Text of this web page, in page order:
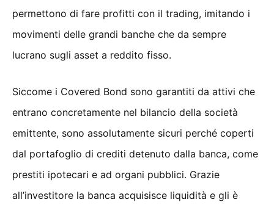
permettono di fare profitti con il trading, imitando i
movimenti delle grandi banche che da sempre
lucrano sugli asset a reddito fisso.
Siccome i Covered Bond sono garantiti da attivi che
entrano concretamente nel bilancio della società
emittente, sono assolutamente sicuri perché coperti
dal portafoglio di crediti detenuto dalla banca, come
prestiti ipotecari e ad organi pubblici. Grazie
all’investitore la banca acquisisce liquidità e gli è